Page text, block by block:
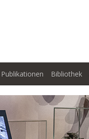
Publikationen Bibliothek